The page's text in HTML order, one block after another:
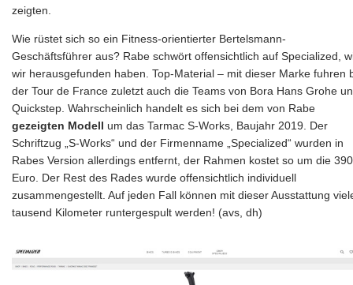
zeigten.
Wie rüstet sich so ein Fitness-orientierter Bertelsmann-
Geschäftsführer aus? Rabe schwört offensichtlich auf Specialized,
wir herausgefunden haben. Top-Material – mit dieser Marke fuhren
der Tour de France zuletzt auch die Teams von Bora Hans Grohe
Quickstep. Wahrscheinlich handelt es sich bei dem von Rabe
gezeigten Modell um das Tarmac S-Works, Baujahr 2019. Der
Schriftzug „S-Works“ und der Firmenname „Specialized“ wurden in
Rabes Version allerdings entfernt, der Rahmen kostet so um die
Euro. Der Rest des Rades wurde offensichtlich individuell
zusammengestellt. Auf jeden Fall können mit dieser Ausstattung
tausend Kilometer runtergespult werden! (avs, dh)